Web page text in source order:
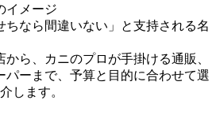
ちなら間違いない」と支持される名
ら、カニのプロが手掛ける通販、
ーまで、 予算と目的に合わせて選
します。